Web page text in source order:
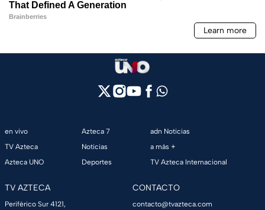
en vivo
TV Azteca
Azteca UNO
Azteca 7
Noticias
Deportes
adn Noticias
a más +
TV Azteca Internacional
TV AZTECA
Periférico Sur 4121,
CONTACTO
contacto@tvazteca.com